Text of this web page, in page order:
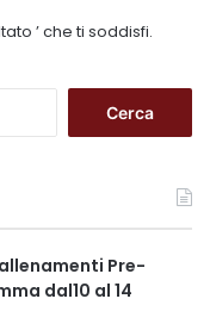
’ che ti soddisfi.
c
p
e
Pre-
dal10 al 14